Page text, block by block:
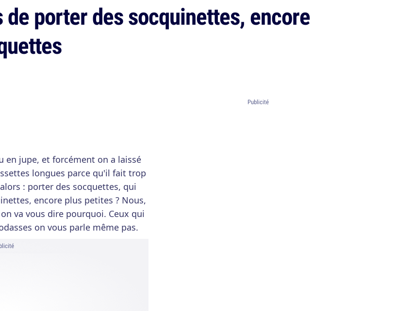
de porter des socquinettes, encore
en jupe, et forcément on a laissé
longues parce qu'il fait trop
: porter des socquettes, qui
encore plus petites ? Nous,
va vous dire pourquoi. Ceux qui
on vous parle même pas.